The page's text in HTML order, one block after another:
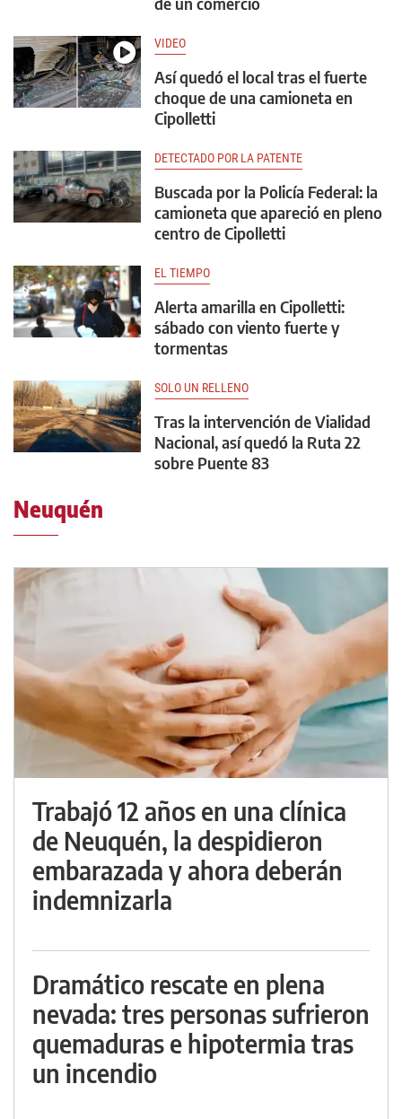
VIDEO
Así quedó el local tras el fuerte
choque de una camioneta en
Cipolletti
DETECTADO POR LA PATENTE
Buscada por la Policía Federal: la
camioneta que apareció en pleno
centro de Cipolletti
EL TIEMPO
Alerta amarilla en Cipolletti:
sábado con viento fuerte y
tormentas
SOLO UN RELLENO
Tras la intervención de Vialidad
Nacional, así quedó la Ruta 22
sobre Puente 83
Neuquén
Trabajó 12 años en una clínica
de Neuquén, la despidieron
embarazada y ahora deberán
indemnizarla
Dramático rescate en plena
nevada: tres personas sufrieron
quemaduras e hipotermia tras
un incendio